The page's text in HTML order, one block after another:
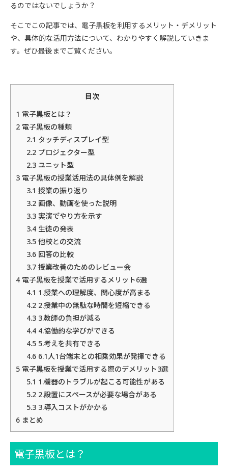
るのではないでしょうか？
そこでこの記事では、電子黒板を利用するメリット・デメリット
や、具体的な活用方法について、わかりやすく解説していきま
す。ぜひ最後までご覧ください。
目次
1 電子黒板とは？
2 電子黒板の種類
2.1 タッチディスプレイ型
2.2 プロジェクター型
2.3 ユニット型
3 電子黒板の授業活用法の具体例を解説
3.1 授業の振り返り
3.2 画像、動画を使った説明
3.3 実演で゙やり方を示す
3.4 生徒の発表
3.5 他校との交流
3.6 回答の比較
3.7 授業改善のためのレビュー会
4 電子黒板を授業で活用するメリット6選
4.1 1.授業への理解度、関心度が高まる
4.2 2.授業中の無駄な時間を短縮できる
4.3 3.教師の負担が減る
4.4 4.協働的な学びができる
4.5 5.考えを共有できる
4.6 6.1人1台端末との相乗効果が発揮できる
5 電子黒板を授業で活用する際のデメリット3選
5.1 1.機器のトラブルが起こる可能性がある
5.2 2.設置にスペースが必要な場合がある
5.3 3.導入コストがかかる
6 まとめ
電子黒板とは？